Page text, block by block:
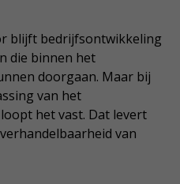
blijft bedrijfsontwikkeling
die binnen het
doorgaan. Maar bij
van het
het vast. Dat levert
van